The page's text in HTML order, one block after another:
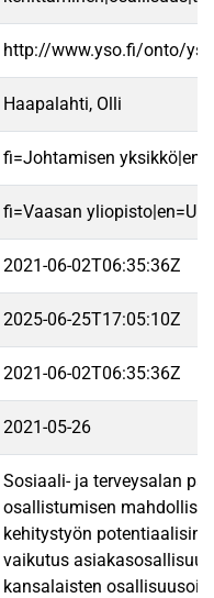
http://www.yso.fi/onto/
Haapalahti, Olli
fi=Johtamisen
fi=Vaasan
2021-06-02T06:35:36Z
2025-06-25T17:05:10Z
2021-06-02T06:35:36Z
2021-05-26
Sosiaali- ja terveysalan
osallistumisen
kehitystyön
vaikutus
kansalaisten